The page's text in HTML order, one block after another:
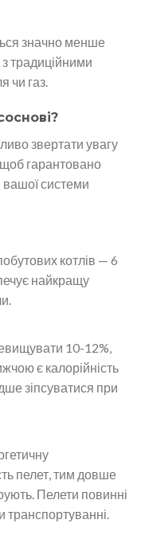
значно менше
традиційними
чи газ.
звертати увагу
щоб гарантовано
вашої системи
котлів — 6
найкращу
10-12%,
є калорійність
зіпсуватися при
пелет, тим довше
Пелети повинні
транспортуванні.